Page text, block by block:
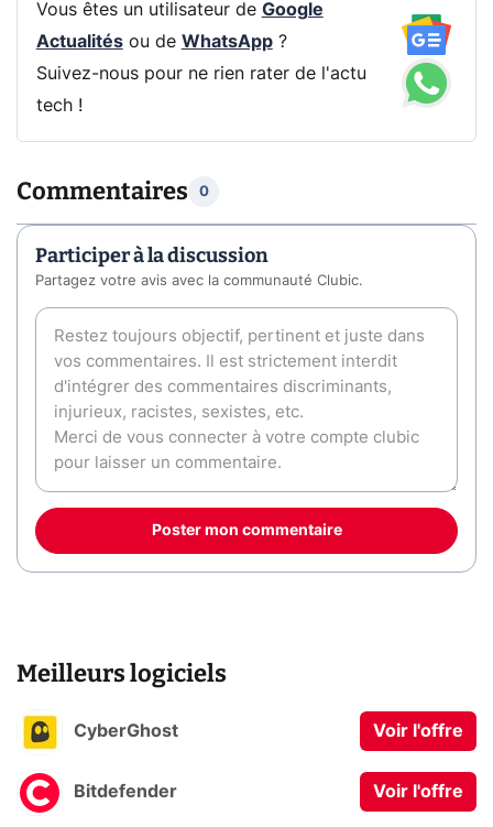
Vous êtes un utilisateur de Google
Actualitésou de WhatsApp?
Suivez-nous pour ne rien rater de l'actu
tech !
Commentaires 0
Participer à la discussion
Partagez votre avis avec la communauté Clubic.
Poster mon commentaire
Meilleurs logiciels
CyberGhost Voir l'offre
Bitdefender Voir l'offre